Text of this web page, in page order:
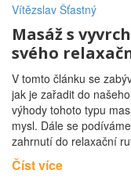
Vítězslav Šťastný
Masáž s
svého
V tomto článku se
jak je zařadit do
výhody tohoto typu
mysl. Dále se
zahrnutí do relaxační
správného maséra,
několik tipů, jak si
Číst více